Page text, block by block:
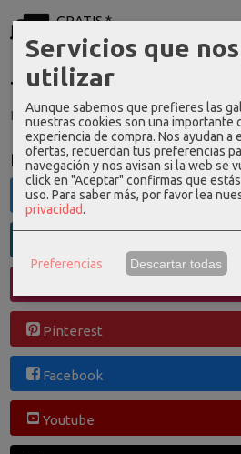
GRATIS *
Consultar Destinos
Tu Carrito (0)
El carrito de la compra está vacío
Redes Sociales
Twitter
Pinterest
Facebook
Youtube
Servicios que
utilizar
Aunque sabemos que prefieres las
nuestras cookies son una importante
experiencia de compra. Nos ayudan a
ofertas, recuerdan tus preferencias
navegación y nos avisan si la web se
click en "Aceptar" confirmas que
uso. Para saber más, por favor lea
privacidad.
Preferencias Descartar todas